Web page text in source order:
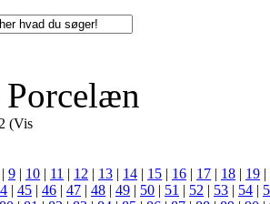
Porcelæn
(Vis
| 9 | 10 | 11 | 12 | 13 | 14 | 15 | 16 | 17 | 18 | 19 |
| 45 | 46 | 47 | 48 | 49 | 50 | 51 | 52 | 53 | 54 |